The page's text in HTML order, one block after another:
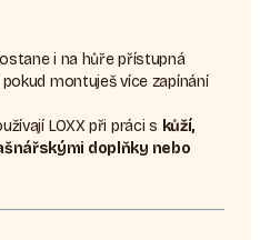
i na hůře přístupná
montuješ více zapínání
LOXX při práci s kůží,
doplňky nebo